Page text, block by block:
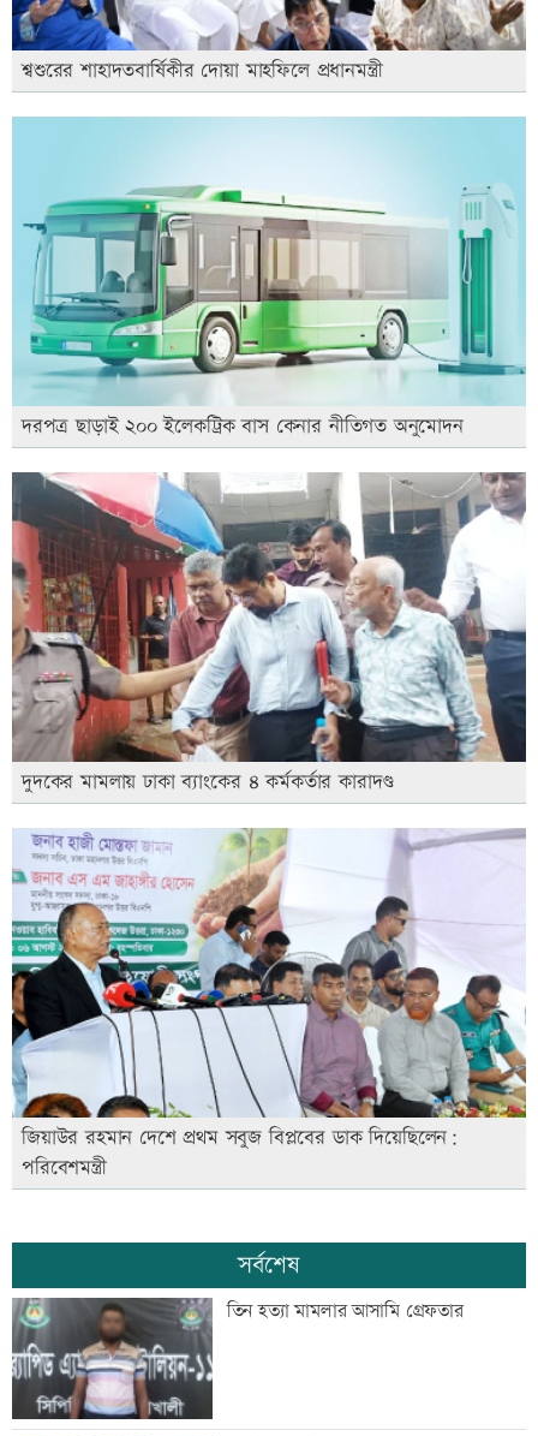
শ্বশুরের শাহাদতবার্ষিকীর দোয়া মাহফিলে প্রধানমন্ত্রী
দরপত্র ছাড়াই ২০০ ইলেকট্রিক বাস কেনার নীতিগত অনুমোদন
দুদকের মামলায় ঢাকা ব্যাংকের ৪ কর্মকর্তার কারাদণ্ড
জিয়াউর রহমান দেশে প্রথম সবুজ বিপ্লবের ডাক দিয়েছিলেন:
পরিবেশমন্ত্রী
সর্বশেষ
তিন হত্যা মামলার আসামি গ্রেফতার